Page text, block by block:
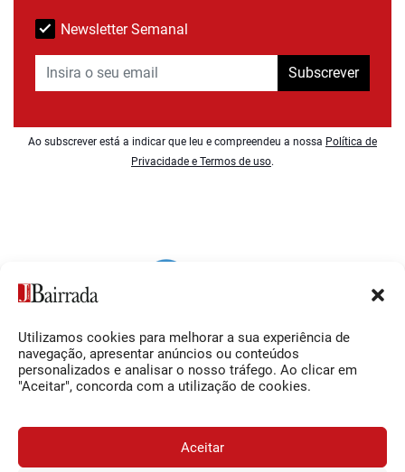
Utilizamos cookies para melhorar a sua experiência de
navegação, apresentar anúncios ou conteúdos
personalizados e analisar o nosso tráfego. Ao clicar em
"Aceitar", concorda com a utilização de cookies.
Aceitar
Newsletter Semanal
Subscrever
Ao subscrever está a indicar que leu e compreendeu a nossa Política de
Privacidade e Termos de uso.
Siga-nos
Facebook
O Jornal da Bairrada
Contactos